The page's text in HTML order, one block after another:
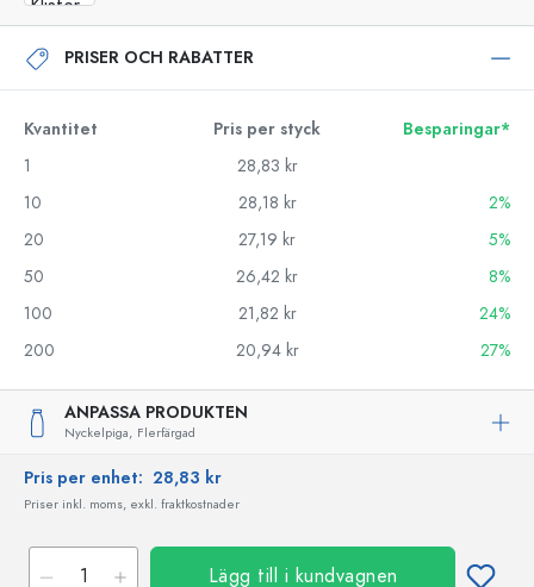
PRISER OCH RABATTER
Kvantitet Pris per styck
Besparingar*
1
28,83 kr
10
28,18 kr
2%
20
27,19 kr
5%
50
26,42 kr
8%
100
21,82 kr
24%
200
20,94 kr 27%
ANPASSA PRODUKTEN
Nyckelpiga, Flerfärgad
Pris per enhet: 28,83 kr
Priser inkl. moms, exkl. fraktkostnader
Lägg till i kundvagnen